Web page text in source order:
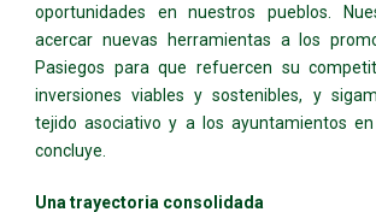
oportunidades en nuestros pueblos.
acercar nuevas herramientas a los
Pasiegos para que refuercen su
inversiones viables y sostenibles, y
tejido asociativo y a los ayuntamientos en
concluye.
Una trayectoria consolidada